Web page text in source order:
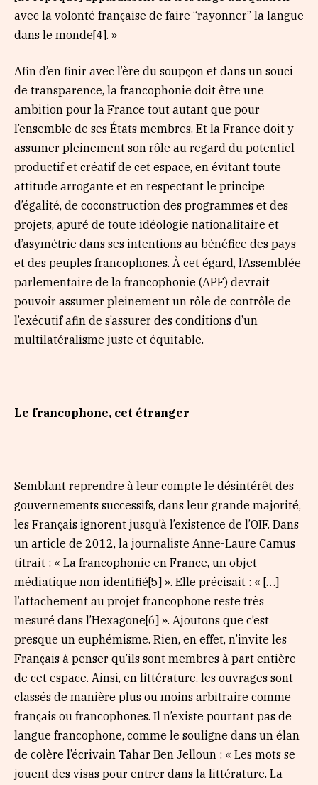
avec la volonté française de faire “rayonner” la langue
dans le monde[4]. »
Afin d’en finir avec l’ère du soupçon et dans un souci
de transparence, la francophonie doit être une
ambition pour la France tout autant que pour
l’ensemble de ses États membres. Et la France doit y
assumer pleinement son rôle au regard du potentiel
productif et créatif de cet espace, en évitant toute
attitude arrogante et en respectant le principe
d’égalité, de coconstruction des programmes et des
projets, apuré de toute idéologie nationalitaire et
d’asymétrie dans ses intentions au bénéfice des pays
et des peuples francophones. À cet égard, l’Assemblée
parlementaire de la francophonie (APF) devrait
pouvoir assumer pleinement un rôle de contrôle de
l’exécutif afin de s’assurer des conditions d’un
multilatéralisme juste et équitable.
Le francophone, cet étranger
Semblant reprendre à leur compte le désintérêt des
gouvernements successifs, dans leur grande majorité,
les Français ignorent jusqu’à l’existence de l’OIF. Dans
un article de 2012, la journaliste Anne-Laure Camus
titrait : « La francophonie en France, un objet
médiatique non identifié[5] ». Elle précisait : « […]
l’attachement au projet francophone reste très
mesuré dans l’Hexagone[6] ». Ajoutons que c’est
presque un euphémisme. Rien, en effet, n’invite les
Français à penser qu’ils sont membres à part entière
de cet espace. Ainsi, en littérature, les ouvrages sont
classés de manière plus ou moins arbitraire comme
français ou francophones. Il n’existe pourtant pas de
langue francophone, comme le souligne dans un élan
de colère l’écrivain Tahar Ben Jelloun : « Les mots se
jouent des visas pour entrer dans la littérature. La